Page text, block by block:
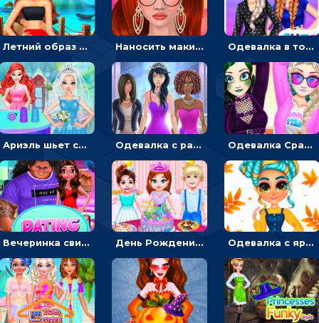
Летний образ для подруг: переодевать девочек для прогулки Наносить макияж и делать прическу для корейской принцессы Одевалка в точку и полоску: создавать образы для принцесс и фотографировать
Ариэль шьет свадебные платья для принцесс в салоне - одевалка Одевалка с разными стилями: переодевать, красить и выигрывать конкурс красоты Одевалка Сражение для девочек-принцесс: софт против гранжа
Вечеринка свиданий: одевалка для влюбленных День Рождения Тейлор: печь торт для девочки или наряжать именинницу Одевалка с яркими осенними нарядами: собирать образ для прогулки